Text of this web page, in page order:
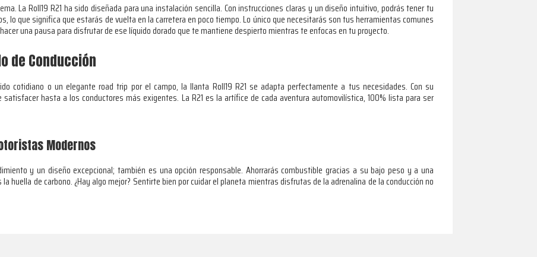
La Roll19 R21 ha sido diseñada para una instalación sencilla. Con instrucciones claras y un diseño intuitivo, podrás tener tu
lo que significa que estarás de vuelta en la carretera en poco tiempo. Lo único que necesitarás son tus herramientas comunes
una pausa para disfrutar de ese líquido dorado que te mantiene despierto mientras te enfocas en tu proyecto.
de Conducción
cotidiano o un elegante road trip por el campo, la llanta Roll19 R21 se adapta perfectamente a tus necesidades. Con su
hasta a los conductores más exigentes. La R21 es la artífice de cada aventura automovilística, 100% lista para ser
Modernos
y un diseño excepcional; también es una opción responsable. Ahorrarás combustible gracias a su bajo peso y a una
huella de carbono. ¿Hay algo mejor? Sentirte bien por cuidar el planeta mientras disfrutas de la adrenalina de la conducción no